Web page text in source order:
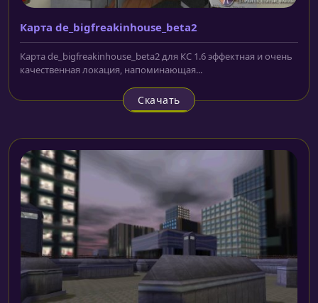
Карта de_bigfreakinhouse_beta2
Карта de_bigfreakinhouse_beta2 для КС 1.6 эффектная и очень
качественная локация, напоминающая...
Скачать